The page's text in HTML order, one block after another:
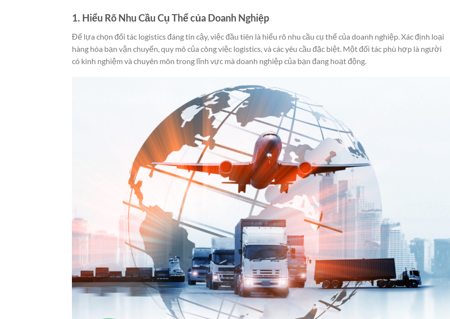
1. Hiểu Rõ Nhu Cầu Cụ Thể của Doanh Nghiệp
Để lựa chọn đối tác logistics đáng tin cậy, việc đầu tiên là hiểu rõ nhu cầu cụ thể của doanh nghiệp. Xác định loại
hàng hóa bạn vận chuyển, quy mô của công việc logistics, và các yêu cầu đặc biệt. Một đối tác phù hợp là người
có kinh nghiệm và chuyên môn trong lĩnh vực mà doanh nghiệp của bạn đang hoạt động.